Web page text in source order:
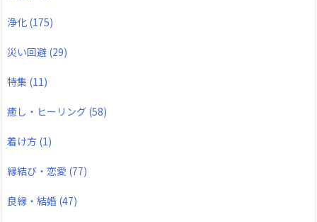
浄化 (175)
災い回避 (29)
特集 (11)
癒し・ヒーリング (58)
着け方 (1)
縁結び・恋愛 (77)
良縁・結婚 (47)